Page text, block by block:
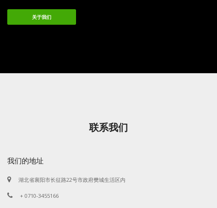
关于我们
联系我们
我们的地址
湖北省襄阳市长征路22号市政府樊城生活区内
+ 0710-3455166